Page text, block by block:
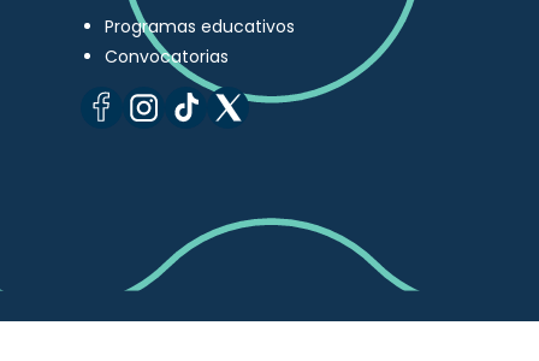
Programas educativos
Convocatorias